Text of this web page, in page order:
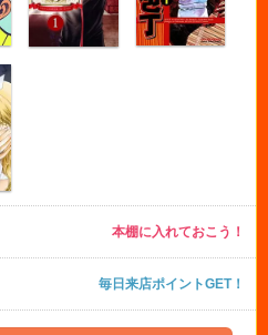
本棚に入れておこう！
毎日来店ポイントGET！